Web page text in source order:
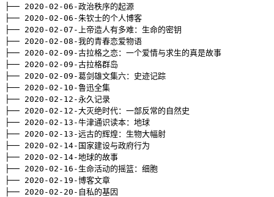
├── 2020 -02-06-政治秩序的起源
├── 2020 -02-06-朱钦士的个人博客
├── 2020 -02-07-上帝造人有多难：生命的密钥
├── 2020 -02-08-我的青春恋爱物语
├── 2020 -02-09-古拉格之恋：一个爱情与求生的真是故事
├── 2020 -02-09-古拉格群岛
├── 2020 -02-09-葛剑雄文集六：史迹记踪
├── 2020 -02-10-鲁迅全集
├── 2020 -02-12-永久记录
├── 2020 -02-12-大灭绝时代：一部反常的自然史
├── 2020 -02-13-牛津通识读本：地球
├── 2020 -02-13-远古的辉煌：生物大幅射
├── 2020 -02-14-国家建设与政府行为
├── 2020 -02-14-地球的故事
├── 2020 -02-16-生命活动的摇篮：细胞
├── 2020 -02-19-博客文章
├── 2020 -02-20-自私的基因